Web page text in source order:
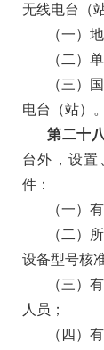
无线电台（
（一）
（二）
（三）
电台（站）。
第二十
台外，设置
件：
（一）
（二）
设备型号核
（三）
人员；
（四）